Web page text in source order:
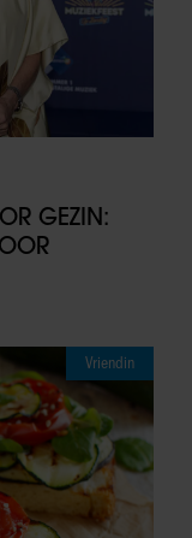
GEZIN:
Vriendin